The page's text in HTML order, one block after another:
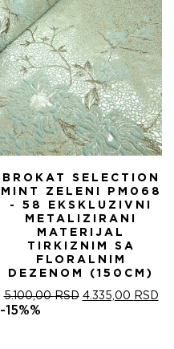
BROKAT SELECTION
MINT ZELENI PM068
- 58 EKSKLUZIVNI
METALIZIRANI
MATERIJAL
TIRKIZNIM SA
FLORALNIM
DEZENOM (150CM)
5.100,00RSD ОРИГИНАЛНА
4.335,00 RSD
-15%%